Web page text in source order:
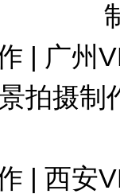
| 广州
拍摄制
| 西安